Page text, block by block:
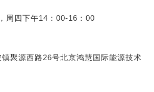
周四下午14：00-16：00
聚源西路26号北京鸿慧国际能源技术